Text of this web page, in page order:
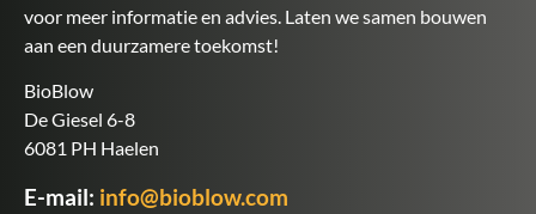
voor meer informatie en advies. Laten we samen bouwen
aan een duurzamere toekomst!
BioBlow
De Giesel 6-8
6081 PH Haelen
E-mail: info@bioblow.com